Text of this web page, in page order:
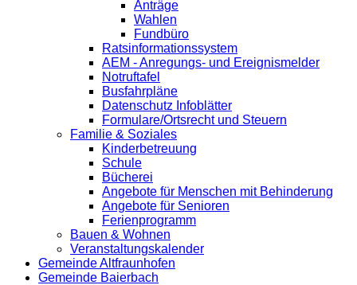
Anträge
Wahlen
Fundbüro
Ratsinformationssystem
AEM - Anregungs- und Ereignismelder
Notruftafel
Busfahrpläne
Datenschutz Infoblätter
Formulare/Ortsrecht und Steuern
Familie & Soziales
Kinderbetreuung
Schule
Bücherei
Angebote für Menschen mit Behinderung
Angebote für Senioren
Ferienprogramm
Bauen & Wohnen
Veranstaltungskalender
Gemeinde Altfraunhofen
Gemeinde Baierbach